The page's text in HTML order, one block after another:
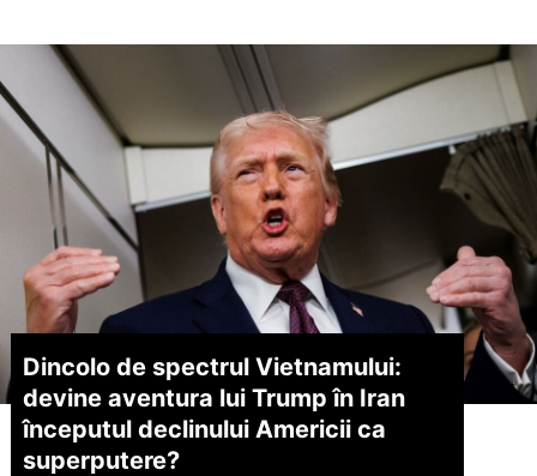
Dincolo de spectrul Vietnamului:
devine aventura lui Trump în Iran
începutul declinului Americii ca
superputere?